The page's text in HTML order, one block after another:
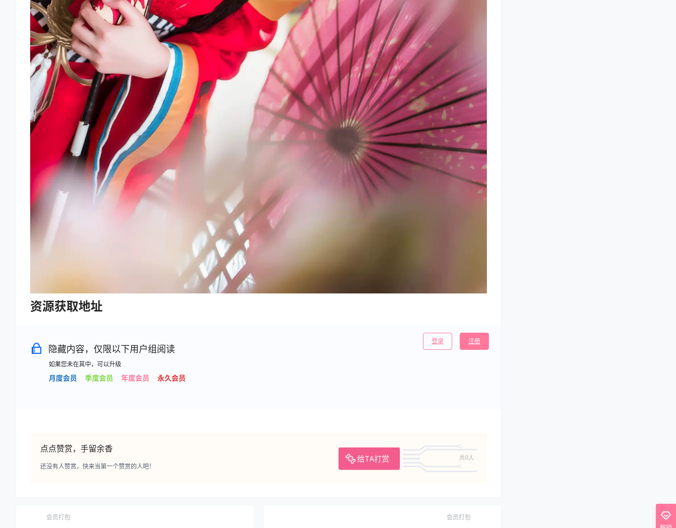
资源获取地址
隐藏内容，仅限以下用户组阅读
如果您未在其中，可以升级
月度会员 季度会员 年度会员 永久会员
登录 注册
点点赞赏，手留余香
给TA打赏 共0人
还没有人赞赏，快来当第一个赞赏的人吧！
会员打包 会员打包